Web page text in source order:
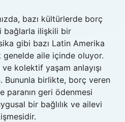
bazı kültürlerde borç
bağlarla ilişkili bir
gibi bazı Latin Amerika
aile içinde oluyor.
kolektif yaşam anlayışı
Bununla birlikte, borç veren
paranın geri ödenmesi
bir bağlılık ve ailevi